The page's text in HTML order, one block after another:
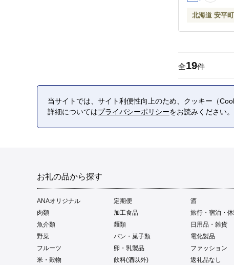
北海道 安平町
全19件
お礼の品から探す
ANAオリジナル 定期便
酒
肉類
加工食品
旅行・宿泊・
魚介類
麺類
日用品・雑貨
野菜
パン・菓子類
電化製品
フルーツ
卵・乳製品
ファッション
米・穀物
飲料(酒以外) 返礼品なし
当サイトでは、サイト利便性向上のため、クッキー（
詳細についてはプライバシーポリシーをお読みください。